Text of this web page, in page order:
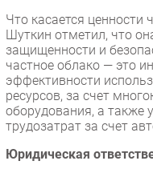
Что касается ценности
Шуткин отметил, что
защищенности и
частное облако — это
эффективности
ресурсов, за счет
оборудования, а также
трудозатрат за счет
Юридическая